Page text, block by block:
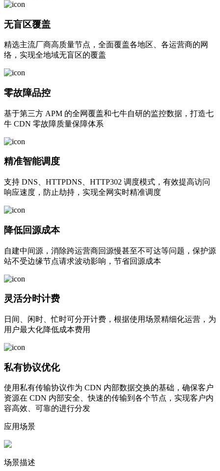
无盲区覆盖
精选主流厂商高质量节点，全面覆盖各地区、各运营商的网
络，实现全地域无盲区的覆盖
零故障品控
基于第三方 APM 的全网覆盖和七牛自研的监控数据，打造七
牛 CDN 零故障质量保障体系
精准智能调度
支持 DNS、HTTPDNS、HTTP302 调度模式，有效提高访问
响应速度，防止劫持，实现全网实时精准调度
降低回源成本
自建中间源，消除跨运营商回源慢甚至不可达等问题，保护源
站不受边缘节点请求波动影响，节省回源成本
灵活分时计费
日间、闲时、忙时可分开计费，根据使用场景精细化运营，为
用户最大化降低成本费用
私有协议优化
使用私有传输协议作为 CDN 内部数据交换的基础，确保客户
资源在 CDN 内部安全、快速的传输到各个节点，实现客户内
容高效、可靠的进行分发
应用场景
场景描述